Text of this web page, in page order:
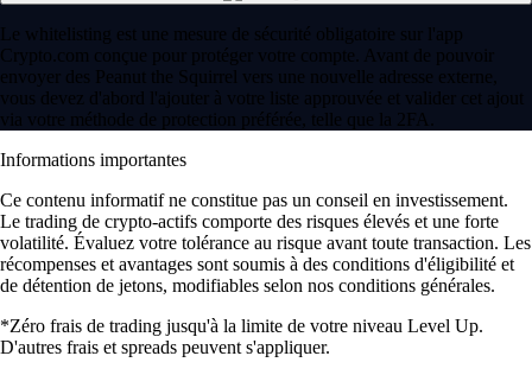
Le whitelisting est une mesure de sécurité obligatoire sur l'app
Crypto.com conçue pour protéger votre compte. Avant de pouvoir
envoyer des Peanut the Squirrel vers une nouvelle adresse externe,
vous devez d'abord l'ajouter à votre liste approuvée et valider cet ajout
via votre méthode de protection préférée, telle que la 2FA.
Informations importantes
Ce contenu informatif ne constitue pas un conseil en investissement.
Le trading de crypto-actifs comporte des risques élevés et une forte
volatilité. Évaluez votre tolérance au risque avant toute transaction. Les
récompenses et avantages sont soumis à des conditions d'éligibilité et
de détention de jetons, modifiables selon nos conditions générales.
*Zéro frais de trading jusqu'à la limite de votre niveau Level Up.
D'autres frais et spreads peuvent s'appliquer.